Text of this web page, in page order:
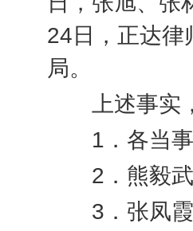
24 日，正达
局。
上述事实，
1 ．各当
2 ．熊毅
3 ．张凤